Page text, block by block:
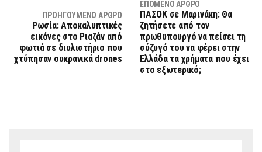
ΠΡΟΗΓΟΎΜΕΝΟ ΆΡΘΡΟ
Ρωσία: Αποκαλυπτικές
εικόνες στο Ριαζάν από
φωτιά σε διυλιστήριο που
χτύπησαν ουκρανικά drones
ΕΠΌΜΕΝΟ ΆΡΘΡΟ
ΠΑΣΟΚ σε Μαρινάκη: Θα
ζητήσετε από τον
πρωθυπουργό να πείσει τη
σύζυγό του να φέρει στην
Ελλάδα τα χρήματα που έχει
στο εξωτερικό;